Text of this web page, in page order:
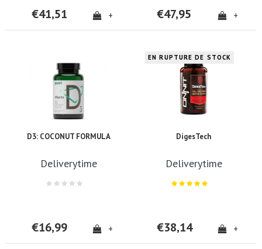
€41,51 + €47,95 +
D3: COCONUT FORMULA
Deliverytime
€16,99 +
EN RUPTURE DE STOCK
DigesTech
Deliverytime
€38,14 +